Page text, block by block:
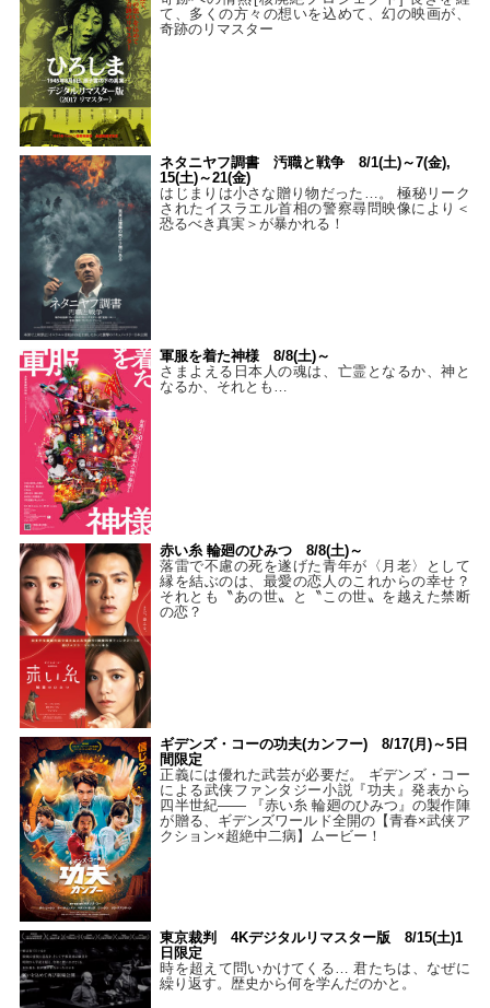
て、多くの方々の想いを込めて、幻の映画が、
奇跡のリマスター
ネタニヤフ調書 汚職と戦争 8/1(土)～7(金),
15(土)～21(金)
はじまりは小さな贈り物だった…。 極秘リーク
されたイスラエル首相の警察尋問映像により＜
恐るべき真実＞が暴かれる！
軍服を着た神様 8/8(土)～
さまよえる日本人の魂は、亡霊となるか、神と
なるか、それとも…
赤い糸 輪廻のひみつ 8/8(土)～
落雷で不慮の死を遂げた青年が〈月老〉として
縁を結ぶのは、最愛の恋人のこれからの幸せ？
それとも〝あの世〟と〝この世〟を越えた禁断
の恋？
ギデンズ・コーの功夫(カンフー) 8/17(月)～5日
間限定
正義には優れた武芸が必要だ。 ギデンズ・コー
による武侠ファンタジー小説『功夫』発表から
四半世紀―― 『赤い糸 輪廻のひみつ』の製作陣
が贈る、ギデンズワールド全開の【青春×武侠ア
クション×超絶中二病】ムービー！
東京裁判 4Kデジタルリマスター版 8/15(土)1
日限定
時を超えて問いかけてくる… 君たちは、なぜに
繰り返す。歴史から何を学んだのかと。